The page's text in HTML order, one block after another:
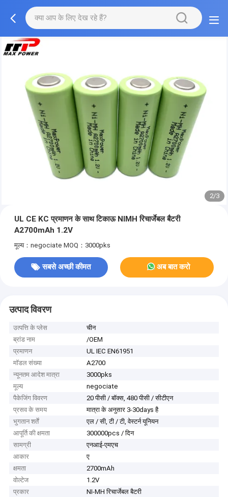
2/3
UL CE KC प्रमाणन के साथ टिकाऊ NIMH रिचार्जेबल बैटरी
A2700mAh 1.2V
मूल्य：negociate MOQ：3000pks
सबसे अच्छी कीमत अब बात करो
उत्पाद विवरण
उत्पत्ति के प्लेस
चीन
ब्रांड नाम
/OEM
प्रमाणन
UL IEC EN61951
मॉडल संख्या
A2700
न्यूनतम आदेश मात्रा
3000pks
मूल्य
negociate
पैकेजिंग विवरण
20 पीसी / बॉक्स, 480 पीसी / सीटीएन
प्रसव के समय
मात्रा के अनुसार 3-30days है
भुगतान शर्तें
एल / सी, टी / टी, वेस्टर्न यूनियन
आपूर्ति की क्षमता
300000pcs / दिन
सामग्री
एनआई-एमएच
आकार
ए
क्षमता
2700mAh
वोल्टेज
1.2V
प्रकार
NI-MH रिचार्जेबल बैटरी